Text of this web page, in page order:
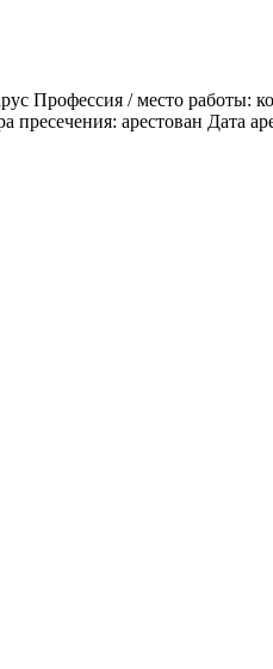
Профессия / место работы:
арестован Дата